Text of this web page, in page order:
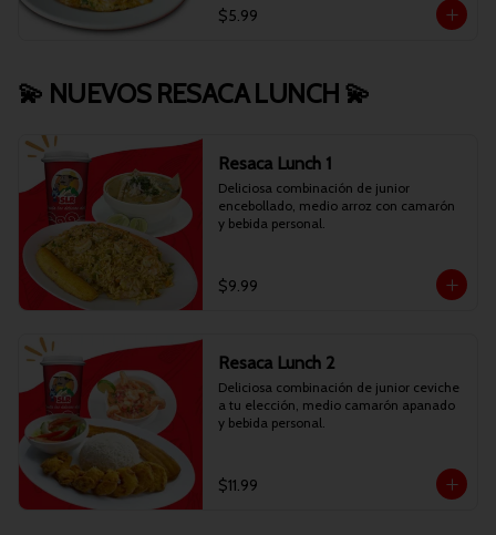
$5.99
💫 NUEVOS RESACA LUNCH 💫
Resaca Lunch 1
Deliciosa combinación de junior
encebollado, medio arroz con camarón
y bebida personal.
$9.99
Resaca Lunch 2
Deliciosa combinación de junior ceviche
a tu elección, medio camarón apanado
y bebida personal.
$11.99